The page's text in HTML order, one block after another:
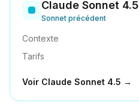
Claude Sonnet 4.5
Sonnet précédent
Contexte
Tarifs
Voir Claude Sonnet 4.5 →